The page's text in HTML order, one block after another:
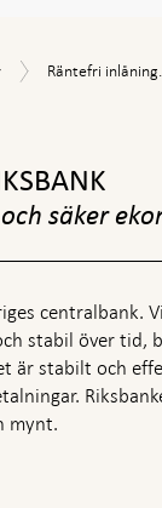
Räntefri
Räntefri
säker
centralbank.
stabil över tid,
är stabilt och
mynt.